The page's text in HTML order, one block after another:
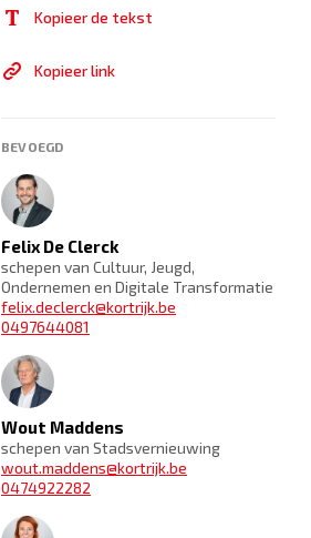
Kopieer de tekst
Kopieer link
BEVOEGD
Felix De Clerck
schepen van Cultuur, Jeugd,
Ondernemen en Digitale Transformatie
felix.declerck@kortrijk.be
0497644081
Wout Maddens
schepen van Stadsvernieuwing
wout.maddens@kortrijk.be
0474922282